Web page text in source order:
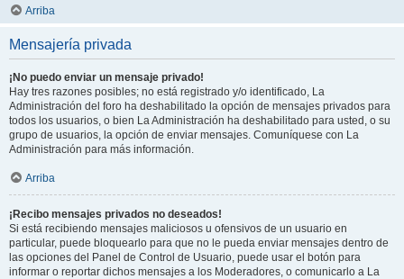
Arriba
Mensajería privada
¡No puedo enviar un mensaje privado!
Hay tres razones posibles; no está registrado y/o identificado, La
Administración del foro ha deshabilitado la opción de mensajes privados para
todos los usuarios, o bien La Administración ha deshabilitado para usted, o su
grupo de usuarios, la opción de enviar mensajes. Comuníquese con La
Administración para más información.
Arriba
¡Recibo mensajes privados no deseados!
Si está recibiendo mensajes maliciosos u ofensivos de un usuario en
particular, puede bloquearlo para que no le pueda enviar mensajes dentro de
las opciones del Panel de Control de Usuario, puede usar el botón para
informar o reportar dichos mensajes a los Moderadores, o comunicarlo a La